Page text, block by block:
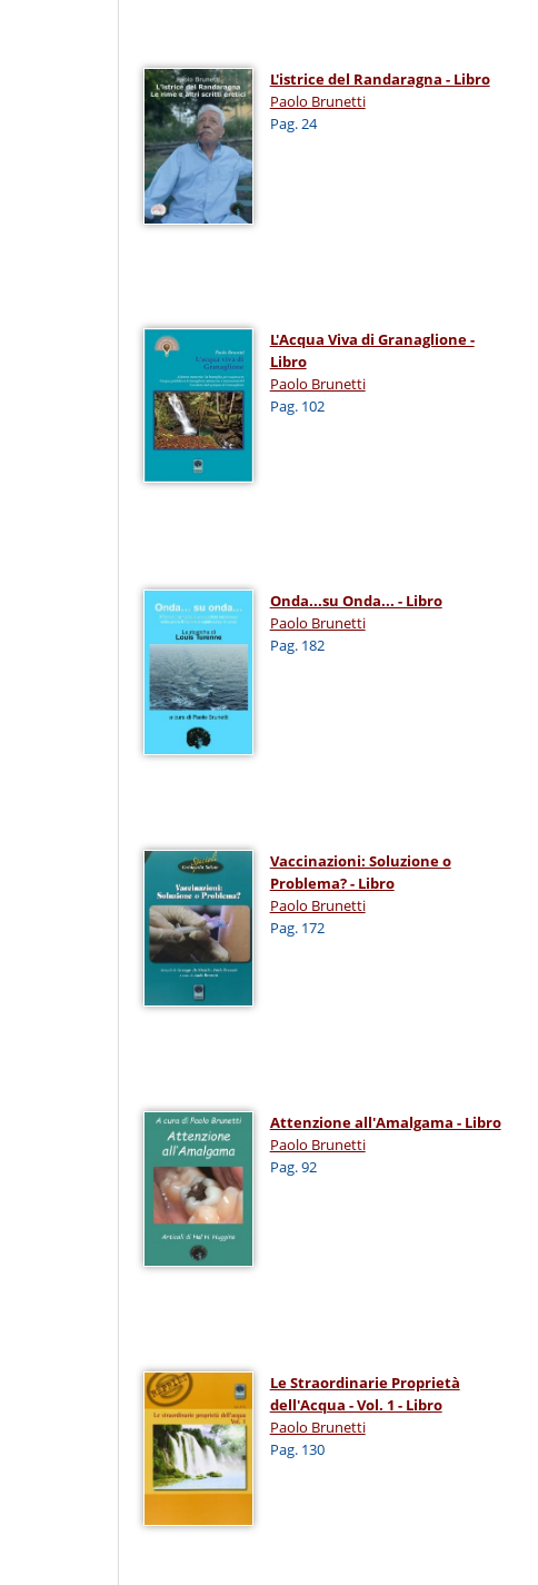
L'istrice del Randaragna - Libro
Paolo Brunetti
Pag. 24
L'Acqua Viva di Granaglione -
Libro
Paolo Brunetti
Pag. 102
Onda...su Onda... - Libro
Paolo Brunetti
Pag. 182
Vaccinazioni: Soluzione o
Problema? - Libro
Paolo Brunetti
Pag. 172
Attenzione all'Amalgama - Libro
Paolo Brunetti
Pag. 92
Le Straordinarie Proprietà
dell'Acqua - Vol. 1 - Libro
Paolo Brunetti
Pag. 130